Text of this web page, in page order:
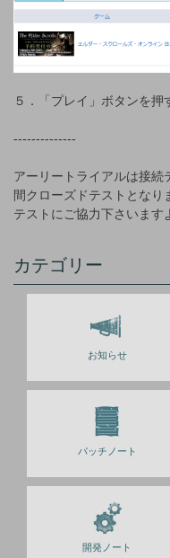
５．「プレイ」ボタンを押
--------------
アーリートライアルは接続
間クローズドテストとなり
テストにご協力下さいます
カテゴリー
お知らせ
パッチノート
開発ノート